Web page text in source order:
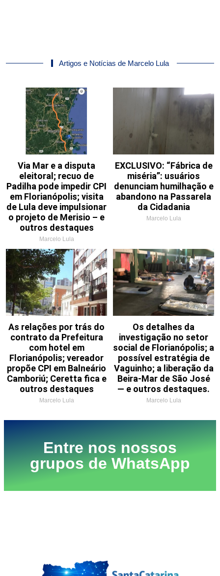
Artigos e Notícias de Marcelo Lula
Via Mar e a disputa
eleitoral; recuo de
Padilha pode impedir CPI
em Florianópolis; visita
de Lula deve impulsionar
o projeto de Merisio – e
outros destaques
Marcelo Lula
EXCLUSIVO: “Fábrica de
miséria”: usuários
denunciam humilhação e
abandono na Passarela
da Cidadania
Marcelo Lula
As relações por trás do
contrato da Prefeitura
com hotel em
Florianópolis; vereador
propõe CPI em Balneário
Camboriú; Ceretta fica e
outros destaques
Marcelo Lula
Os detalhes da
investigação no setor
social de Florianópolis; a
possível estratégia de
Vaguinho; a liberação da
Beira-Mar de São José
— e outros destaques.
Marcelo Lula
Entre nos nossos
grupos de WhatsApp